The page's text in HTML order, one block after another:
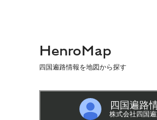
HenroMap
四国遍路情報を地図から探す